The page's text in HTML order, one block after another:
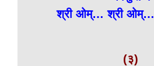
श्री ओम्… श्री ओम्…
(३)